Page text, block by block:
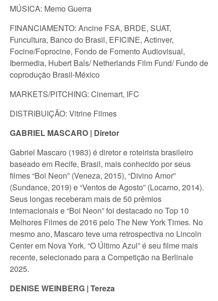
MÚSICA: Memo Guerra
FINANCIAMENTO: Ancine FSA, BRDE, SUAT,
Funcultura, Banco do Brasil, EFICINE, Actinver,
Focine/Foprocine, Fondo de Fomento Audiovisual,
Ibermedia, Hubert Bals/ Netherlands Film Fund/ Fundo de
coprodução Brasil-México
MARKETS/PITCHING: Cinemart, IFC
DISTRIBUIÇÃO: Vitrine Filmes
GABRIEL MASCARO | Diretor
Gabriel Mascaro (1983) é diretor e roteirista brasileiro
baseado em Recife, Brasil, mais conhecido por seus
filmes “Boi Neon” (Veneza, 2015), “Divino Amor”
(Sundance, 2019) e “Ventos de Agosto” (Locarno, 2014).
Seus longas receberam mais de 50 prêmios
internacionais e “Boi Neon” foi destacado no Top 10
Melhores Filmes de 2016 pelo The New York Times. No
mesmo ano, Mascaro teve uma retrospectiva no Lincoln
Center em Nova York. “O Último Azul” é seu filme mais
recente, selecionado para a Competição na Berlinale
2025.
DENISE WEINBERG | Tereza